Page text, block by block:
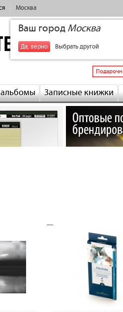
Москва
Ваш город Москва
Да, верно Выбрать другой
альбомы Записные книжки